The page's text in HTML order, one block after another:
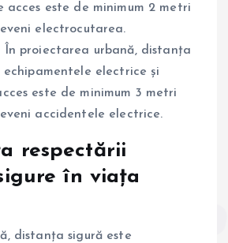
acces este de minimum 2 metri
electrocutarea.
În proiectarea urbană, distanța
electrice și
este de minimum 3 metri
accidentele electrice.
respectării
în viața
distanța sigură este